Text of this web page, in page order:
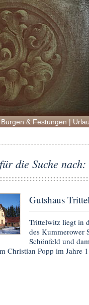
Burgen & Festungen |
die Suche
Gutshaus
Trittelwitz liegt in
des Kummerower
Schönfeld und
Christian Popp im Jahre